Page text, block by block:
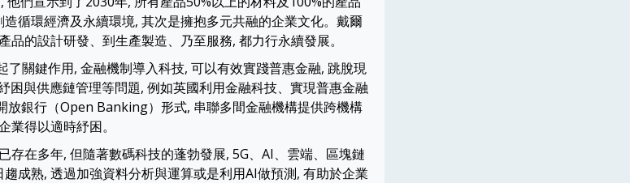
循環經濟及永續環境, 其次是擁抱多元共融的企業文化。戴爾
品的設計研發、到生產製造、乃至服務, 都力行永續發展。
了關鍵作用, 金融機制導入科技, 可以有效實踐普惠金融, 跳脫現
困與供應鏈管理等問題, 例如英國利用金融科技、實現普惠金融
放銀行（Open Banking）形式, 串聯多間金融機構提供跨機構
業得以適時紓困。
存在多年, 但隨著數碼科技的蓬勃發展, 5G、AI、雲端、區塊鏈
成熟, 透過加強資料分析與運算或是利用AI做預測, 有助於企業